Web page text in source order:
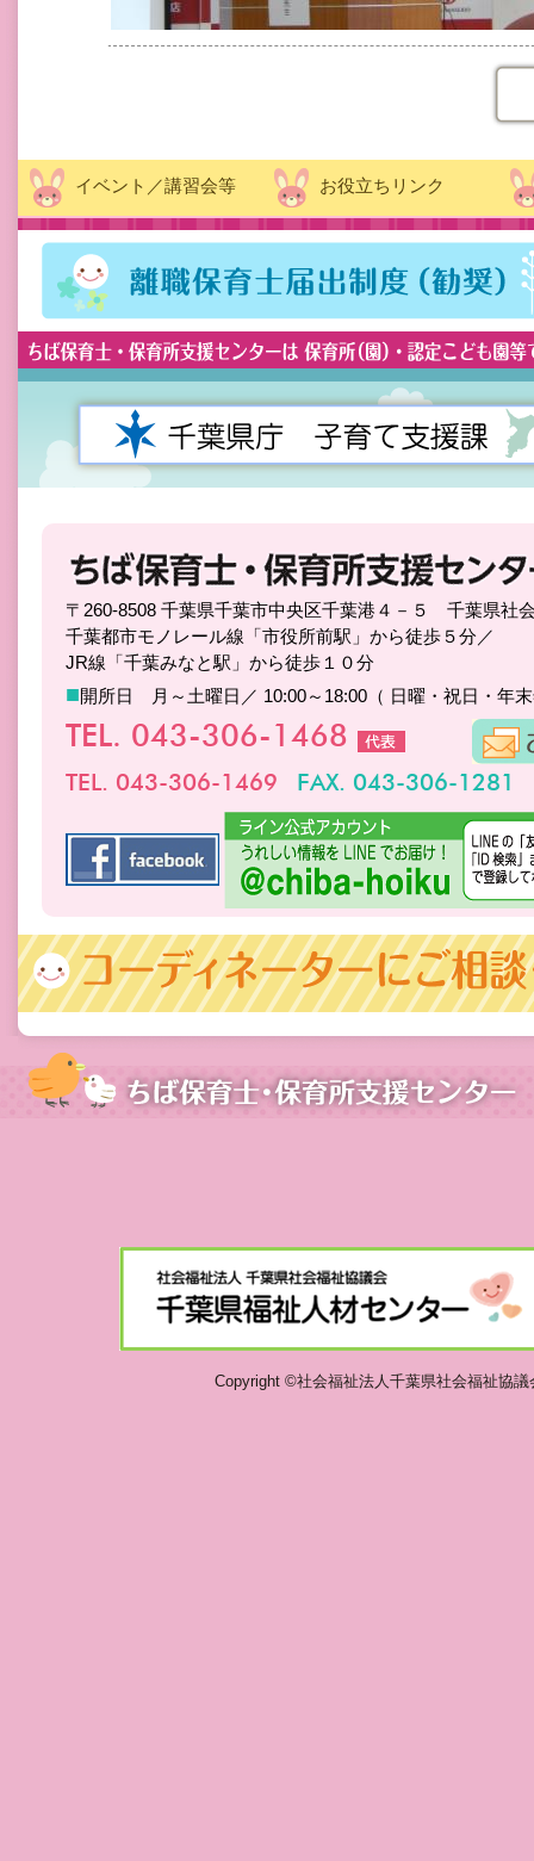
イベント／講習会等 お役立ちリンク
〒260-8508 千葉県千葉市中央区千葉港４－５ 千葉県社
千葉都市モノレール線「市役所前駅」から徒歩５分／
JR線「千葉みなと駅」から徒歩１０分
■開所日 月～土曜日／ 10:00～18:00（ 日曜・祝日・年
TEL. 043-306-1468
TEL. 043-306-1469 FAX. 043-306-1281
Copyright ©社会福祉法人千葉県社会福祉協